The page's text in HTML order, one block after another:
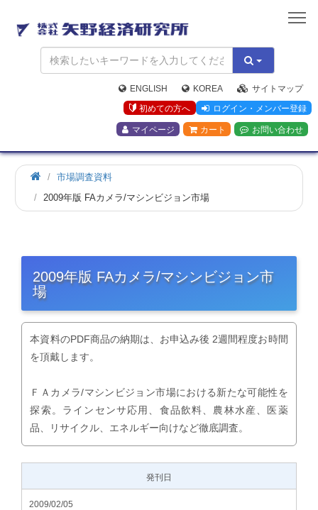
矢
野
経
済
研
究
所
ENGLISH KOREA
サイトマップ
初めての方へ
ログイン・メンバー登録
マイページ カート お問い合わせ
市場調査資料
2009年版 FAカメラ/マシンビジョン市場
2009年版 FAカメラ/マシンビジョン市
場
本資料のPDF商品の納期は、お申込み後 2週間程度お時間
を頂戴します。
ＦＡカメラ/マシンビジョン市場における新たな可能性を
探索。ラインセンサ応用、食品飲料、農林水産、医薬
品、リサイクル、エネルギー向けなど徹底調査。
発刊日
2009/02/05